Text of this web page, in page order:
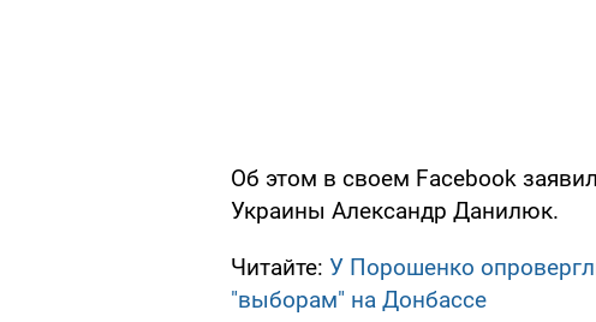
Об этом в своем Facebook
Украины Александр Данилюк.
Читайте: У Порошенко
"выборам" на Донбассе